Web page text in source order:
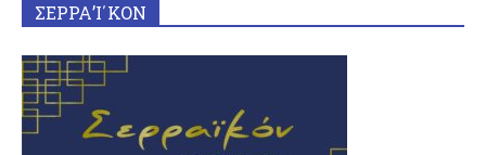
ΣΕΡΡΑ’Ι΄ΚΟΝ